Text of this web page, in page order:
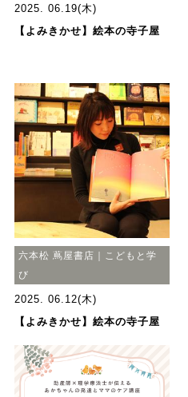
2025. 06.19(木)
【よみきかせ】絵本の寺子屋
六本松 蔦屋書店｜こどもと学
び
2025. 06.12(木)
【よみきかせ】絵本の寺子屋